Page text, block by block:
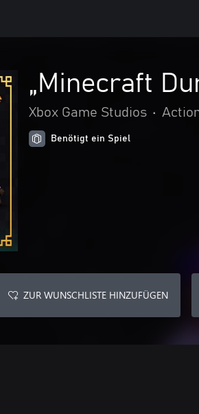
„Minecraft
Xbox Game Studios •
Benötigt ein Spiel
ZUR WUNSCHLISTE HINZUFÜGEN